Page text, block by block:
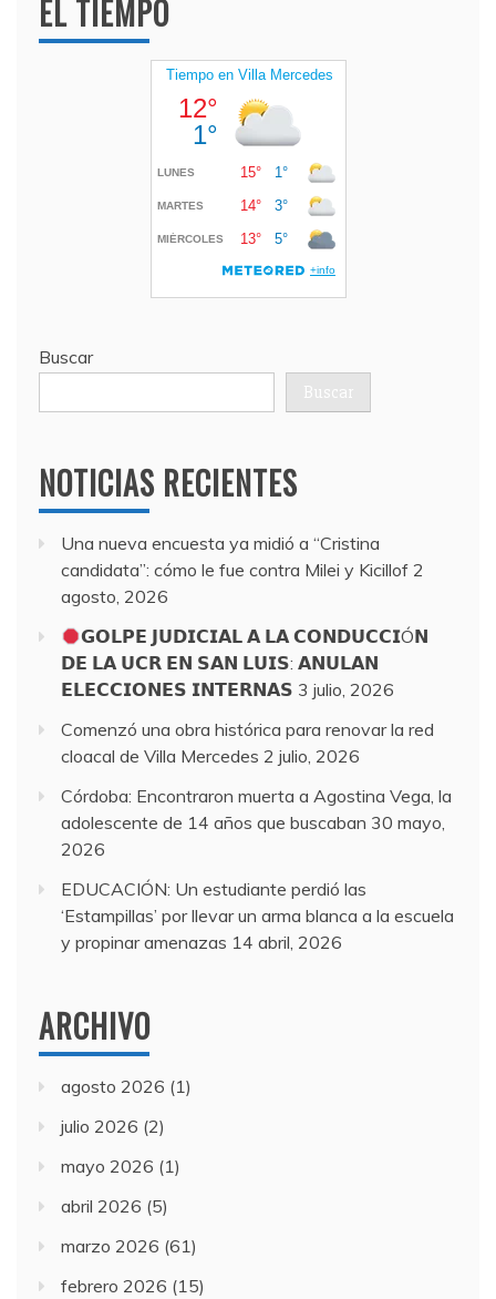
EL TIEMPO
Buscar
Buscar
NOTICIAS RECIENTES
Una nueva encuesta ya midió a “Cristina
candidata”: cómo le fue contra Milei y Kicillof 2
agosto, 2026
𝗚𝗢𝗟𝗣𝗘 𝗝𝗨𝗗𝗜𝗖𝗜𝗔𝗟 𝗔 𝗟𝗔 𝗖𝗢𝗡𝗗𝗨𝗖𝗖𝗜Ó𝗡
𝗗𝗘 𝗟𝗔 𝗨𝗖𝗥 𝗘𝗡 𝗦𝗔𝗡 𝗟𝗨𝗜𝗦: 𝗔𝗡𝗨𝗟𝗔𝗡
𝗘𝗟𝗘𝗖𝗖𝗜𝗢𝗡𝗘𝗦 𝗜𝗡𝗧𝗘𝗥𝗡𝗔𝗦 3 julio, 2026
Comenzó una obra histórica para renovar la red
cloacal de Villa Mercedes 2 julio, 2026
Córdoba: Encontraron muerta a Agostina Vega, la
adolescente de 14 años que buscaban 30 mayo,
2026
EDUCACIÓN: Un estudiante perdió las
‘Estampillas’ por llevar un arma blanca a la escuela
y propinar amenazas 14 abril, 2026
ARCHIVO
agosto 2026 (1)
julio 2026 (2)
mayo 2026 (1)
abril 2026 (5)
marzo 2026 (61)
febrero 2026 (15)